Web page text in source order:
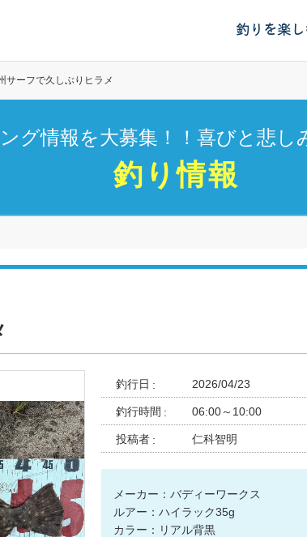
釣りを楽
サーフで久しぶりヒラメ
グ情報を大募集！！喜びと悲し
釣り情報
釣行日 2026/04/23
釣行時間 06:00～10:00
投稿者 仁科智明
メーカー：バディーワークス
ルアー：ハイラック35g
カラー：リアル背黒